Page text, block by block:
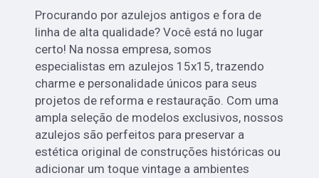
Procurando por azulejos antigos e fora de
linha de alta qualidade? Você está no lugar
certo! Na nossa empresa, somos
especialistas em azulejos 15x15, trazendo
charme e personalidade únicos para seus
projetos de reforma e restauração. Com uma
ampla seleção de modelos exclusivos, nossos
azulejos são perfeitos para preservar a
estética original de construções históricas ou
adicionar um toque vintage a ambientes